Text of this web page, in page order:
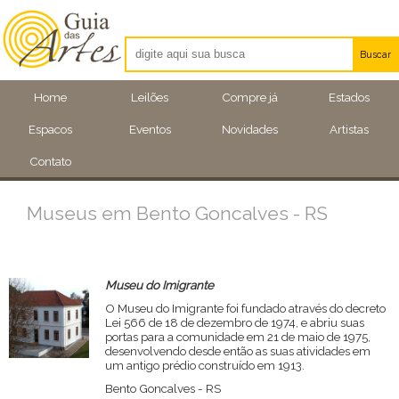
Home Leilões Compre já Estados
Espacos Eventos Novidades Artistas
Contato
Buscar
Artistas
Eventos
Museus em Bento Goncalves - RS
Museu do Imigrante
O Museu do Imigrante foi fundado através do decreto
Lei 566 de 18 de dezembro de 1974, e abriu suas
portas para a comunidade em 21 de maio de 1975,
desenvolvendo desde então as suas atividades em
um antigo prédio construído em 1913.
Bento Goncalves - RS